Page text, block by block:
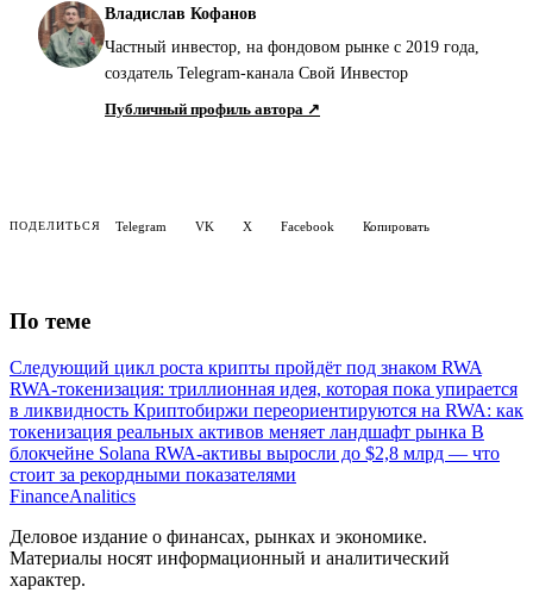
Владислав Кофанов
Частный инвестор, на фондовом рынке с 2019 года,
создатель Telegram-канала Свой Инвестор
Публичный профиль автора ↗
ПОДЕЛИТЬСЯ Telegram VK X Facebook Копировать
По теме
Следующий цикл роста крипты пройдёт под знаком RWA
RWA-токенизация: триллионная идея, которая пока упирается
в ликвидность Криптобиржи переориентируются на RWA: как
токенизация реальных активов меняет ландшафт рынка В
блокчейне Solana RWA-активы выросли до $2,8 млрд — что
стоит за рекордными показателями
FinanceAnalitics
Деловое издание о финансах, рынках и экономике.
Материалы носят информационный и аналитический
характер.